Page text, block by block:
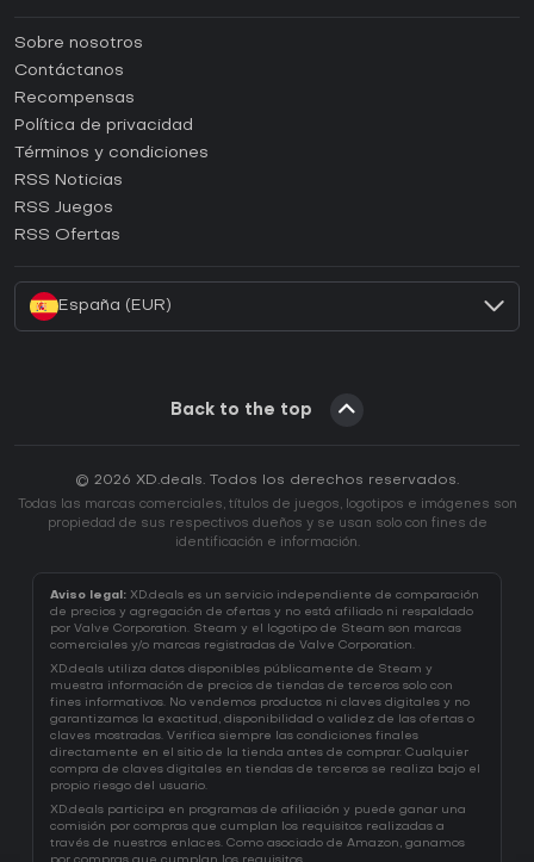
Guías y tutoriales
¿Cómo activar una CD Key de Steam?
¿Cómo activar una CD Key de Epic Games?
¿Cómo activar una CD Key de GOG?
¿Cómo activar una CD Key de Ubisoft Connect?
Sobre nosotros
Contáctanos
Recompensas
Política de privacidad
Términos y condiciones
RSS Noticias
RSS Juegos
RSS Ofertas
España (EUR)
Back to the top
© 2026 XD.deals. Todos los derechos reservados.
Todas las marcas comerciales, títulos de juegos, logotipos e imágenes son
propiedad de sus respectivos dueños y se usan solo con fines de
identificación e información.
Aviso legal: XD.deals es un servicio independiente de comparación
de precios y agregación de ofertas y no está afiliado ni respaldado
por Valve Corporation. Steam y el logotipo de Steam son marcas
comerciales y/o marcas registradas de Valve Corporation.
XD.deals utiliza datos disponibles públicamente de Steam y
muestra información de precios de tiendas de terceros solo con
fines informativos. No vendemos productos ni claves digitales y no
garantizamos la exactitud, disponibilidad o validez de las ofertas o
claves mostradas. Verifica siempre las condiciones finales
directamente en el sitio de la tienda antes de comprar. Cualquier
compra de claves digitales en tiendas de terceros se realiza bajo el
propio riesgo del usuario.
XD.deals participa en programas de afiliación y puede ganar una
comisión por compras que cumplan los requisitos realizadas a
través de nuestros enlaces. Como asociado de Amazon, ganamos